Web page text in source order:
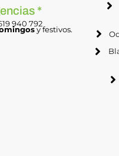
*
940 792
y festivos.